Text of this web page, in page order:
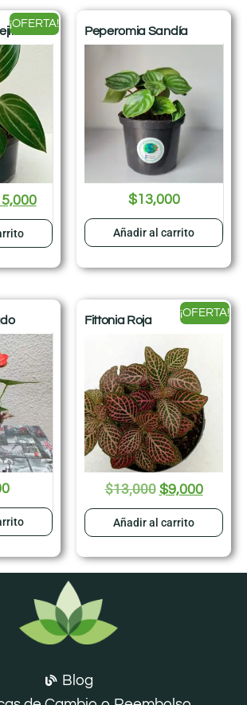
¡OFERTA!
Peperomia Sandía
$13,000
Añadir al carrito
Fittonia Roja
¡OFERTA!
$13,000 $9,000
Añadir al carrito
Blog